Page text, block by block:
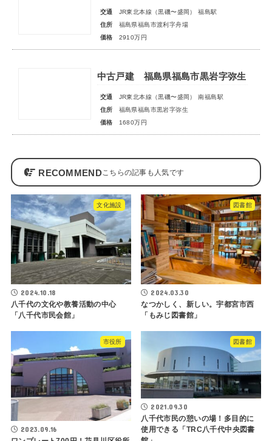
交通
JR東北本線（黒磯〜盛岡） 福島駅
住所
福島県福島市渡利字舟場
価格
2910万円
中古戸建 福島県福島市黒岩字弥生
交通
JR東北本線（黒磯〜盛岡） 南福島駅
住所
福島県福島市黒岩字弥生
価格
1680万円
RECOMMEND
文化施設
2024.10.18
八千代の文化や教養活動の中心
「八千代市民会館」
図書館
2024.03.30
なつかしく、新しい。宇都宮市西
「もみじ図書館」
市役所
2023.09.16
図書館
2021.09.30
八千代市民の憩いの場！多目的に
使用できる「TRC八千代中央図書